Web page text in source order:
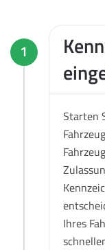
1
Starten
Ihres